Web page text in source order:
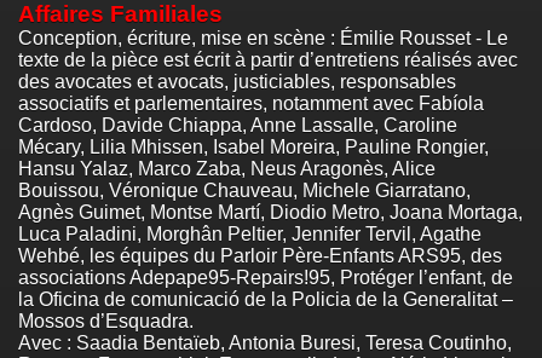
Affaires Familiales
Conception, écriture, mise en scène : Émilie Rousset - Le
texte de la pièce est écrit à partir d’entretiens réalisés avec
des avocates et avocats, justiciables, responsables
associatifs et parlementaires, notamment avec Fabíola
Cardoso, Davide Chiappa, Anne Lassalle, Caroline
Mécary, Lilia Mhissen, Isabel Moreira, Pauline Rongier,
Hansu Yalaz, Marco Zaba, Neus Aragonès, Alice
Bouissou, Véronique Chauveau, Michele Giarratano,
Agnès Guimet, Montse Martí, Diodio Metro, Joana Mortaga,
Luca Paladini, Morghân Peltier, Jennifer Tervil, Agathe
Wehbé, les équipes du Parloir Père-Enfants ARS95, des
associations Adepape95-Repairs!95, Protéger l’enfant, de
la Oficina de comunicació de la Policia de la Generalitat –
Mossos d’Esquadra.
Avec : Saadia Bentaïeb, Antonia Buresi, Teresa Coutinho,